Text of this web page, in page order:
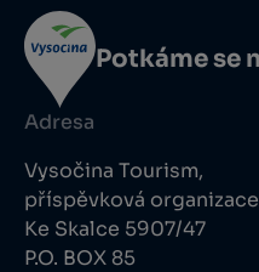
Potkáme se
Adresa
Vysočina Tourism,
příspěvková organizace
Ke Skalce 5907/47
P.O. BOX 85